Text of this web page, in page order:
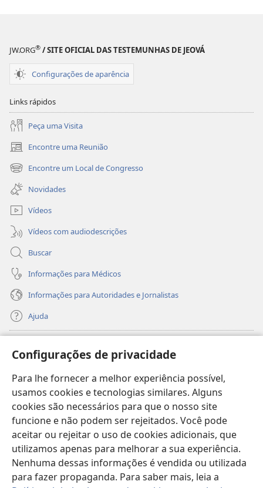
Configurações de privacidade
Para lhe fornecer a melhor experiência possível,
usamos cookies e tecnologias similares. Alguns
cookies são necessários para que o nosso site
funcione e não podem ser rejeitados. Você pode
aceitar ou rejeitar o uso de cookies adicionais, que
utilizamos apenas para melhorar a sua experiência.
Nenhuma dessas informações é vendida ou utilizada
para fazer propaganda. Para saber mais, leia a
JW.ORG® / SITE OFICIAL DAS TESTEMUNHAS DE JEOVÁ
Configurações de aparência
Links rápidos
Peça uma Visita
Encontre uma Reunião
(abre
nova
janela)
Encontre um Local de Congresso
(abre
nova
janela)
Novidades
Vídeos
Vídeos com audiodescrições
Buscar
Informações para Médicos
Informações para Autoridades e Jornalistas
Ajuda
(abre
nova
janela)
Biblioteca On-line da Torre de Vigia™
(abre
nova
janela)JW Hub
(abre
nova
janela)JW Library
Watchtower Library